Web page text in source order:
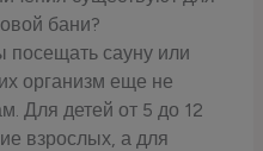
бани?
посещать сауну или
организм еще не
Для детей от 5 до 12
взрослых, а для